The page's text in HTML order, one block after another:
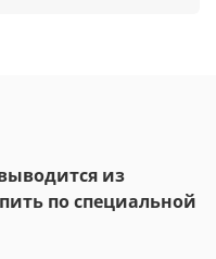
из
по специальной